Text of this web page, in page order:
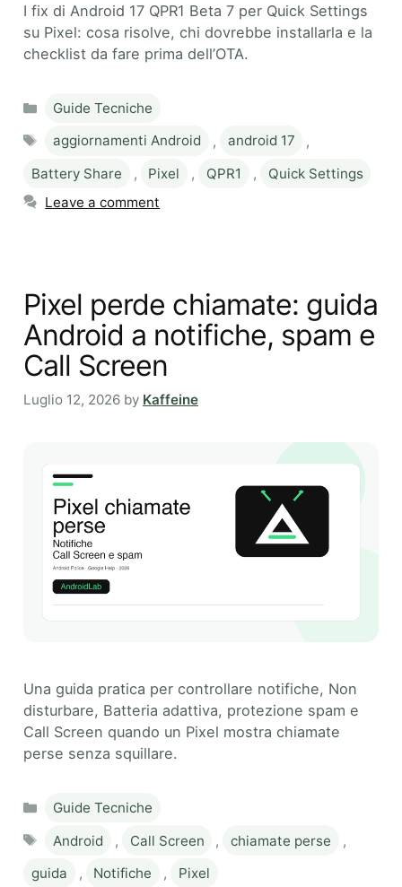
I fix di Android 17 QPR1 Beta 7 per Quick Settings
su Pixel: cosa risolve, chi dovrebbe installarla e la
checklist da fare prima dell’OTA.
Categories
Guide Tecniche
aggiornamenti Android , android 17
,
Battery Share
, Pixel , QPR1 ,
Quick Settings
Leave a comment
Pixel perde chiamate: guida
Android a notifiche, spam e
Call Screen
Luglio 12, 2026 by Kaffeine
Una guida pratica per controllare notifiche, Non
disturbare, Batteria adattiva, protezione spam e
Call Screen quando un Pixel mostra chiamate
perse senza squillare.
Categories
Guide Tecniche
Tags
Android , Call Screen , chiamate perse
,
guida
, Notifiche , Pixel